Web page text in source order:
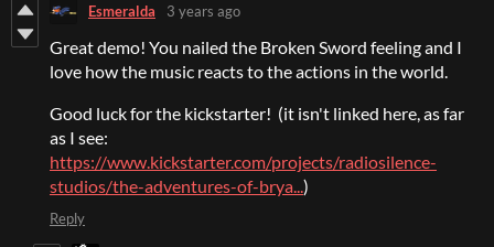
Esmeralda 3 years ago
Great demo! You nailed the Broken Sword feeling and I
love how the music reacts to the actions in the world.
Good luck for the kickstarter! (it isn't linked here, as far
as I see:
https://www.kickstarter.com/projects/radiosilence-
studios/the-adventures-of-brya...)
Reply